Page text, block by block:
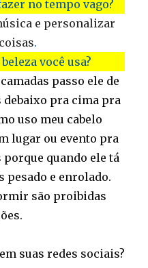
no tempo vago?
e personalizar
.
você usa?
passo ele de
pra cima pra
uso meu cabelo
lugar ou evento pra
quando ele tá
e enrolado.
são proibidas
suas redes sociais?